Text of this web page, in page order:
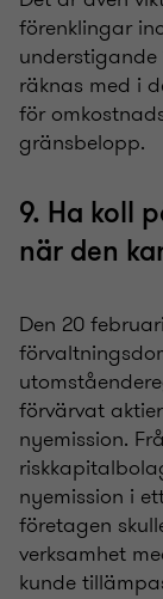
förenklingar
understigande
räknas med i
för
gränsbelopp.
9. Ha koll
när den
Den 20
förvärvat
nyemission.
nyemission i
företagen
verksamhet
kunde